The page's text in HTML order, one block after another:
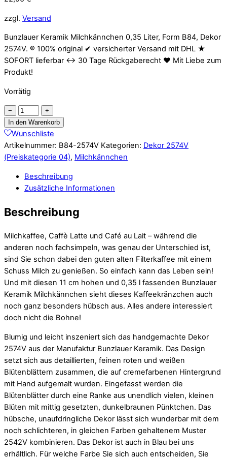
zzgl. Versand
Bunzlauer Keramik Milchkännchen 0,35 Liter, Form B84, Dekor
2574V. ® 100% original ✔ versicherter Versand mit DHL ★
SOFORT lieferbar ↔ 30 Tage Rückgaberecht ❤ Mit Liebe zum
Produkt!
Vorrätig
−
Bunzlauer
Keramik
Milchkännchen
0,35
Liter,
B84,
Dekor
Menge
+
In den Warenkorb
Wunschliste
Artikelnummer: B84-2574V Kategorien: Dekor 2574V
(Preiskategorie 04), Milchkännchen
Beschreibung
Zusätzliche Informationen
Beschreibung
Milchkaffee, Caffè Latte und Café au Lait – während die
anderen noch fachsimpeln, was genau der Unterschied ist,
sind Sie schon dabei den guten alten Filterkaffee mit einem
Schuss Milch zu genießen. So einfach kann das Leben sein!
Und mit diesen 11 cm hohen und 0,35 l fassenden Bunzlauer
Keramik Milchkännchen sieht dieses Kaffeekränzchen auch
noch ganz besonders hübsch aus. Alles andere interessiert
doch nicht die Bohne!
Blumig und leicht inszeniert sich das handgemachte Dekor
2574V aus der Manufaktur Bunzlauer Keramik. Das Design
setzt sich aus detaillierten, feinen roten und weißen
Blütenblättern zusammen, die auf cremefarbenen Hintergrund
mit Hand aufgemalt wurden. Eingefasst werden die
Blütenblätter durch eine Ranke aus unendlich vielen, kleinen
Blüten mit mittig gesetzten, dunkelbraunen Pünktchen. Das
hübsche, unaufdringliche Dekor lässt sich wunderbar mit dem
noch schlichteren, in gleichen Farben gehaltenem Muster
2542V kombinieren. Das Dekor ist auch in Blau bei uns
erhältlich. Für welche Farbe Sie sich auch entscheiden, Sie